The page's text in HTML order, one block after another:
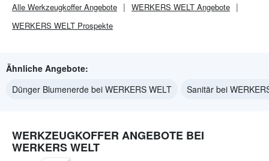
Alle WerkzeugkofferAngebote WERKERS WELT Angebote
WERKERS WELT Prospekte
Ähnliche Angebote:
Dünger Blumenerde bei WERKERS WELT
Sanitär bei
WERKZEUGKOFFER ANGEBOTE BEI
WERKERS WELT